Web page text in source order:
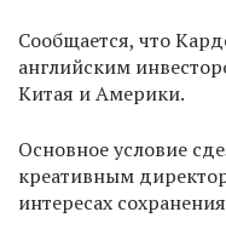
Сообщается, что
английским
Китая и Америки.
Основное условие
креативным
интересах